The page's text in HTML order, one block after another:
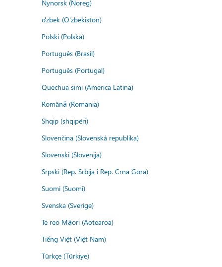
Nynorsk (Noreg)
o'zbek (O'zbekiston)
Polski (Polska)
Português (Brasil)
Português (Portugal)
Quechua simi (America Latina)
Română (România)
Shqip (shqipëri)
Slovenčina (Slovenská republika)
Slovenski (Slovenija)
Srpski (Rep. Srbija i Rep. Crna Gora)
Suomi (Suomi)
Svenska (Sverige)
Te reo Māori (Aotearoa)
Tiếng Việt (Việt Nam)
Türkçe (Türkiye)